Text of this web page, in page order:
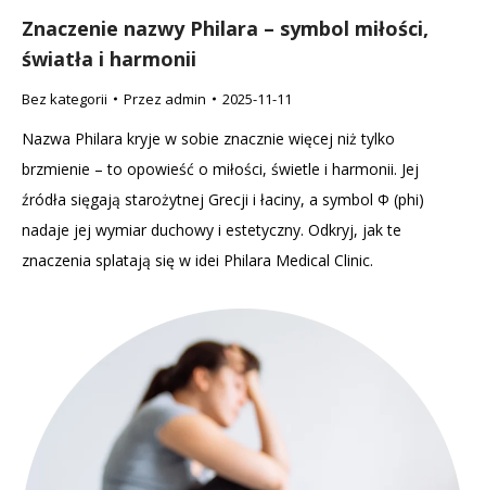
Znaczenie nazwy Philara – symbol miłości,
światła i harmonii
Bez kategorii Przez admin 2025-11-11
Nazwa Philara kryje w sobie znacznie więcej niż tylko
brzmienie – to opowieść o miłości, świetle i harmonii. Jej
źródła sięgają starożytnej Grecji i łaciny, a symbol Φ (phi)
nadaje jej wymiar duchowy i estetyczny. Odkryj, jak te
znaczenia splatają się w idei Philara Medical Clinic.